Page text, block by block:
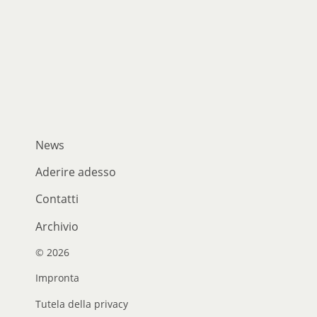
News
Aderire adesso
Contatti
Archivio
© 2026
Impronta
Tutela della privacy